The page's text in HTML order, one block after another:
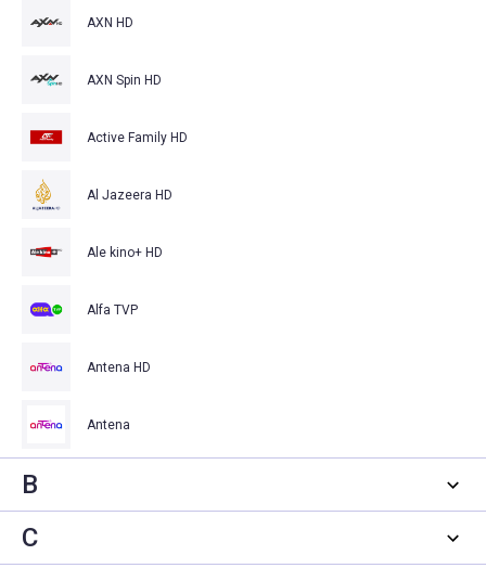
AXN HD
AXN Spin HD
Active Family HD
Al Jazeera HD
Ale kino+ HD
Alfa TVP
Antena HD
Antena
B
C